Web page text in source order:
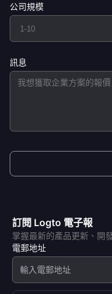
公司規模
訊息
訂閱 Logto 電子報
掌握最新的產品更新、開
電郵地址